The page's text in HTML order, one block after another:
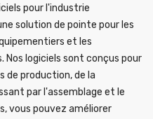
pour l'industrie
solution de pointe pour les
et les
Nos logiciels sont conçus pour
de production, de la
par l'assemblage et le
vous pouvez améliorer